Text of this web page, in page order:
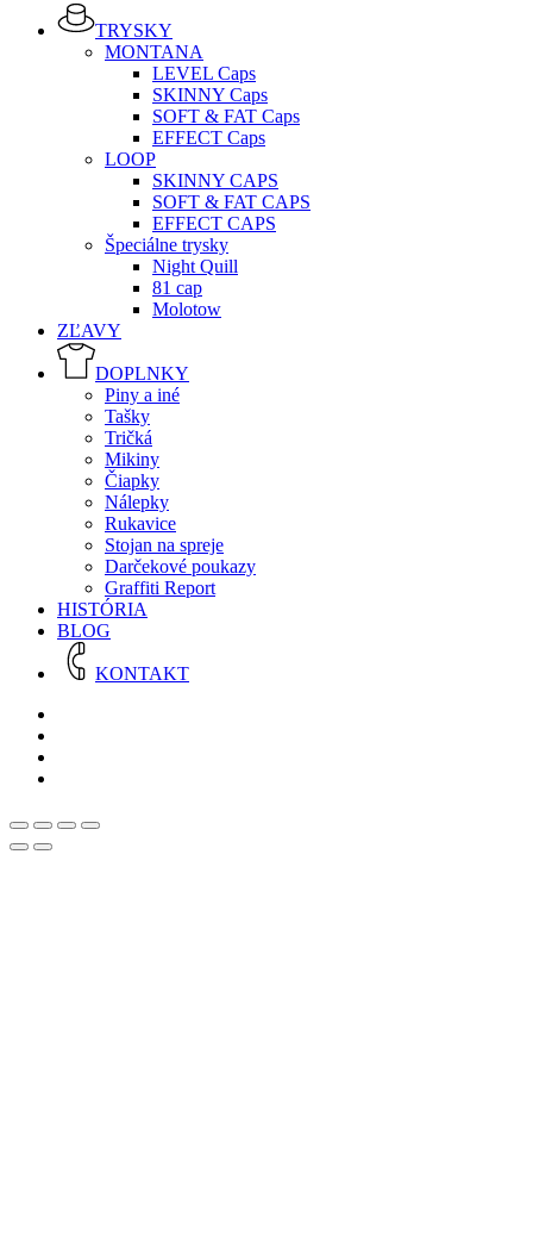
TRYSKY
MONTANA
LEVEL Caps
SKINNY Caps
SOFT & FAT Caps
EFFECT Caps
LOOP
SKINNY CAPS
SOFT & FAT CAPS
EFFECT CAPS
Špeciálne trysky
Night Quill
81 cap
Molotow
ZĽAVY
DOPLNKY
Piny a iné
Tašky
Tričká
Mikiny
Čiapky
Nálepky
Rukavice
Stojan na spreje
Darčekové poukazy
Graffiti Report
HISTÓRIA
BLOG
KONTAKT